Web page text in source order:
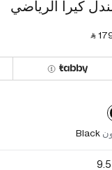
كيرا الرياضي
⃁
Black
9.5